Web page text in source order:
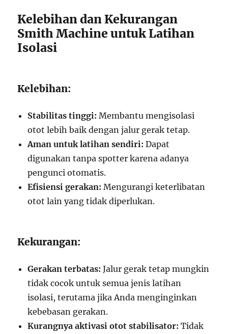
Kelebihan dan Kekurangan
Smith Machine untuk Latihan
Isolasi
Kelebihan:
Stabilitas tinggi: Membantu mengisolasi
otot lebih baik dengan jalur gerak tetap.
Aman untuk latihan sendiri: Dapat
digunakan tanpa spotter karena adanya
pengunci otomatis.
Efisiensi gerakan: Mengurangi keterlibatan
otot lain yang tidak diperlukan.
Kekurangan:
Gerakan terbatas: Jalur gerak tetap mungkin
tidak cocok untuk semua jenis latihan
isolasi, terutama jika Anda menginginkan
kebebasan gerakan.
Kurangnya aktivasi otot stabilisator: Tidak